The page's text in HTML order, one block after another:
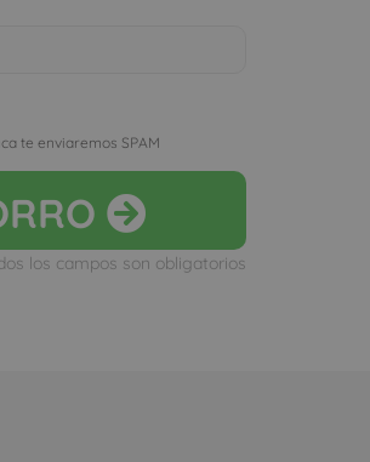
te enviaremos SPAM
los campos son obligatorios